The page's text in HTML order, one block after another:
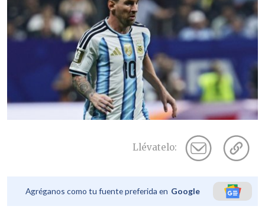
Llévatelo:
Agréganos como tu fuente preferida en Google